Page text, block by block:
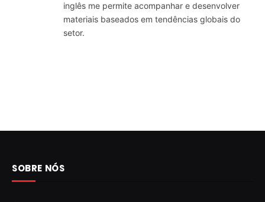
inglês me permite acompanhar e desenvolver
materiais baseados em tendências globais do
setor.
SOBRE NÓS